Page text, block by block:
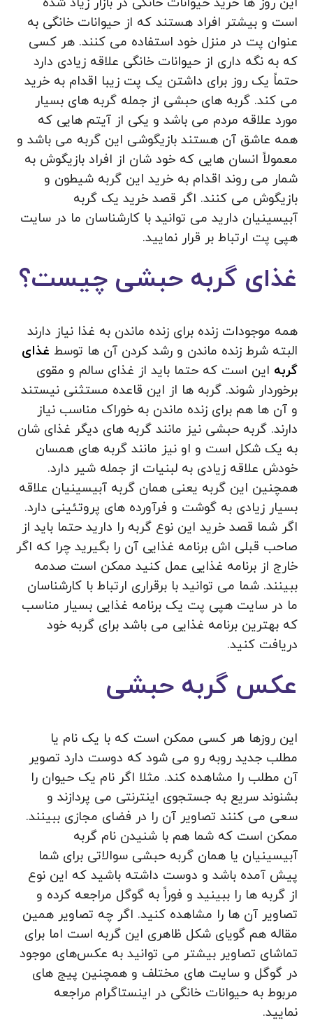
است و بیشتر افراد هستند که از حیوانات خانگی به
عنوان پت در منزل خود استفاده می کنند. هر کسی
که به نگه داری از حیوانات خانگی علاقه زیادی دارد
حتماً یک روز برای داشتن یک پت زیبا اقدام به خرید
می کند. گربه های حبشی از جمله گربه های بسیار
مورد علاقه مردم می باشد و یکی از آیتم هایی که
همه عاشق آن هستند بازیگوشی این گربه می باشد و
معمولاً انسان هایی که خود شان از افراد بازیگوش به
شمار می روند اقدام به خرید این گربه شیطون و
بازیگوش می کنند. اگر قصد خرید یک گربه
آبیسینیان دارید می توانید با کارشناسان ما در سایت
هپی پت ارتباط بر قرار نمایید.
غذای گربه حبشی چیست؟
همه موجودات زنده برای زنده ماندن به غذا نیاز دارند
البته شرط زنده ماندن و رشد کردن آن ها توسط غذای
گربه این است که حتما باید از غذای سالم و مقوی
برخوردار شوند. گربه ها از این قاعده مستثنی نیستند
و آن ها هم برای زنده ماندن به خوراک مناسب نیاز
دارند. گربه حبشی نیز مانند گربه های دیگر غذای شان
به یک شکل است و او نیز مانند گربه های همسان
خودش علاقه زیادی به لبنیات از جمله شیر دارد.
همچنین این گربه یعنی همان گربه آبیسینیان علاقه
بسیار زیادی به گوشت و فرآورده های پروتئینی دارد.
اگر شما قصد خرید این نوع گربه را دارید حتما باید از
صاحب قبلی اش برنامه غذایی آن را بگیرید چرا که اگر
خارج از برنامه غذایی عمل کنید ممکن است صدمه
ببینند. شما می توانید با برقراری ارتباط با کارشناسان
ما در سایت هپی پت یک برنامه غذایی بسیار مناسب
که بهترین برنامه غذایی می باشد برای گربه خود
دریافت کنید.
عکس گربه حبشی
این روزها هر کسی ممکن است که با یک نام یا
مطلب جدید روبه رو می شود که دوست دارد تصویر
آن مطلب را مشاهده کند. مثلا اگر نام یک حیوان را
بشنوند سریع به جستجوی اینترنتی می پردازند و
سعی می کنند تصاویر آن را در فضای مجازی ببینند.
ممکن است که شما هم با شنیدن نام گربه
آبیسینیان یا همان گربه حبشی سوالاتی برای شما
پیش آمده باشد و دوست داشته باشید که این نوع
از گربه ها را ببینید و فوراً به گوگل مراجعه کرده و
تصاویر آن ها را مشاهده کنید. اگر چه تصاویر همین
مقاله هم گویای شکل ظاهری این گربه است اما برای
تماشای تصاویر بیشتر می توانید به عکس‌های موجود
در گوگل و سایت های مختلف و همچنین پیج های
مربوط به حیوانات خانگی در اینستاگرام مراجعه
نمایید.